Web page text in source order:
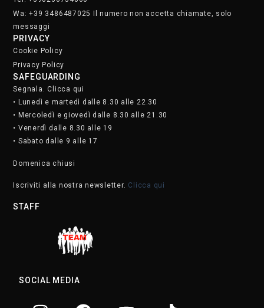
SOCIAL MEDIA